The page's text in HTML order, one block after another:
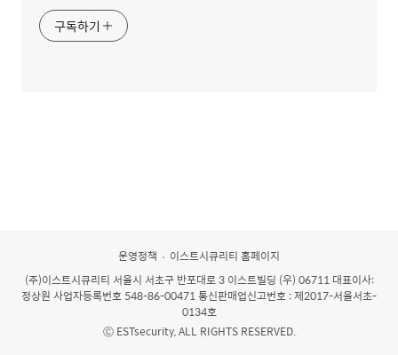
구독하기
운영정책
이스트시큐리티 홈페이지
(주)이스트시큐리티 서울시 서초구 반포대로 3 이스트빌딩 (우) 06711 대표이사:
정상원 사업자등록번호 548-86-00471 통신판매업신고번호 : 제2017-서울서초-
0134호
Ⓒ ESTsecurity, ALL RIGHTS RESERVED.